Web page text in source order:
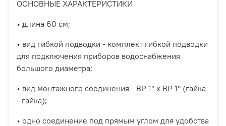
ОСНОВНЫЕ ХАРАКТЕРИСТИКИ
• длина 60 см;
• вид гибкой подводки - комплект гибкой подводки
для подключения приборов водоснабжения
большого диаметра;
• вид монтажного соединения - ВР 1" х ВР 1" (гайка
- гайка);
• одно соединение под прямым углом для удобства